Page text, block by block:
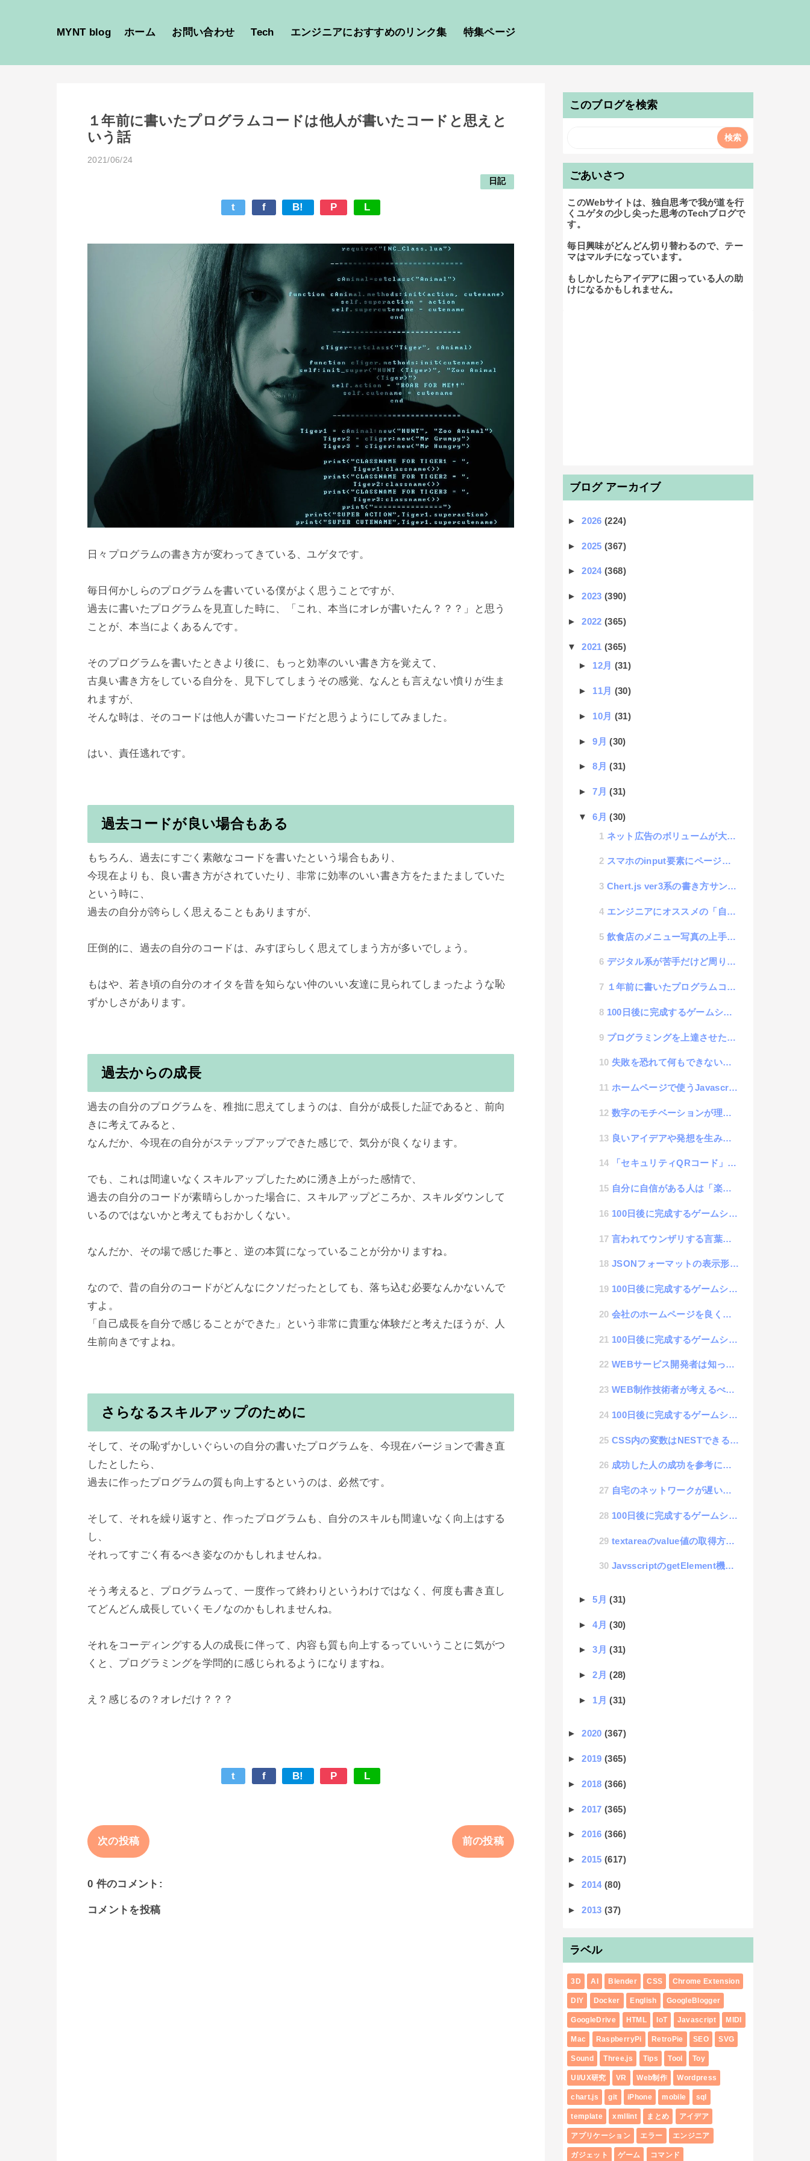
MYNT blog ホーム お問い合わせ Tech エンジニアにおすすめのリンク集 特集ページ
１年前に書いたプログラムコードは他人が書いたコードと思えと
いう話
2021/06/24
日記
t f B! P L
日々プログラムの書き方が変わってきている、ユゲタです。
毎日何かしらのプログラムを書いている僕がよく思うことですが、
過去に書いたプログラムを見直した時に、「これ、本当にオレが書いたん？？？」と思う
ことが、本当によくあるんです。
そのプログラムを書いたときより後に、もっと効率のいい書き方を覚えて、
古臭い書き方をしている自分を、見下してしまうその感覚、なんとも言えない憤りが生ま
れますが、
そんな時は、そのコードは他人が書いたコードだと思うようにしてみました。
過去コードが良い場合もある
もちろん、過去にすごく素敵なコードを書いたという場合もあり、
今現在よりも、良い書き方がされていたり、非常に効率のいい書き方をたまたましていた
という時に、
過去の自分が誇らしく思えることもありますが、
圧倒的に、過去の自分のコードは、みすぼらしく思えてしまう方が多いでしょう。
もはや、若き頃の自分のオイタを昔を知らない仲のいい友達に見られてしまったような恥
ずかしさがあります。
過去からの成長
過去の自分のプログラムを、稚拙に思えてしまうのは、自分が成長した証であると、前向
きに考えてみると、
なんだか、今現在の自分がステップアップできた感じで、気分が良くなります。
でも、これは間違いなくスキルアップしたために湧き上がった感情で、
過去の自分のコードが素晴らしかった場合に、スキルアップどころか、スキルダウンして
いるのではないかと考えてもおかしくない。
なんだか、その場で感じた事と、逆の本質になっていることが分かりますね。
なので、昔の自分のコードがどんなにクソだったとしても、落ち込む必要なんかないんで
すよ。
「自己成長を自分で感じることができた」という非常に貴重な体験だと考えたほうが、人
生前向きですよね。
さらなるスキルアップのために
そして、その恥ずかしいぐらいの自分の書いたプログラムを、今現在バージョンで書き直
したとしたら、
過去に作ったプログラムの質も向上するというのは、必然です。
そして、それを繰り返すと、作ったプログラムも、自分のスキルも間違いなく向上はする
し、
それってすごく有るべき姿なのかもしれませんね。
そう考えると、プログラムって、一度作って終わりというわけではなく、何度も書き直し
てどんどん成長していくモノなのかもしれませんね。
それをコーディングする人の成長に伴って、内容も質も向上するっていいうことに気がつ
くと、プログラミングを学問的に感じられるようになりますね。
t f B! P L
次の投稿 前の投稿
0 件のコメント:
コメントを投稿
このブログを検索
ごあいさつ
このWebサイトは、独自思考で我が道を行
くユゲタの少し尖った思考のTechブログで
す。
毎日興味がどんどん切り替わるので、テー
マはマルチになっています。
もしかしたらアイデアに困っている人の助
けになるかもしれません。
ブログ アーカイブ
►2026(224)
►2025(367)
►2024(368)
►2023(390)
►2022(365)
▼2021(365)
► 12月 (31)
► 11月 (30)
► 10月 (31)
►9月(30)
►8月(31)
►7月(31)
▼6月(30)
ネット広告のボリュームが大きすぎる話
スマホのinput要素にページ起動時に自動focusはできない件
Chert.js ver3系の書き方サンプル
エンジニアにオススメの「自分のわからないことをメモるブログ」
飲食店のメニュー写真の上手な撮影方法について
デジタル系が苦手だけど周りに相談する人もいない人の話
１年前に書いたプログラムコードは他人が書いたコードと思えという話
100日後に完成するゲームシステム 83日目「Webサイトのパンくずリストや管理画面などで使える階層...
プログラミングを上達させたければ、他人が使うプログラムを作ると良いという話
失敗を恐れて何もできない人と恐れず失敗する人との差を考えてみたら意外と深かった話
ホームページで使うJavascriptをセキュアに使うnonce属性についての話
数字のモチベーションが理解できると継続スキルがアップする話
良いアイデアや発想を生み出すのは偶然の発見ではなく「スキル」です。
「セキュリティQRコード」という新しい技術の仕様を検討
自分に自信がある人は「楽しそうだね」と言われる事が多い話
100日後に完成するゲームシステム 82日目「開発苦労談」
言われてウンザリする言葉シリーズ「誰かいい人いませんか？」
JSONフォーマットの表示形式をもっと便利にコントロールする方法
100日後に完成するゲームシステム 81日目「LP作ったよ」
会社のホームページを良くしたい場合のポイント
100日後に完成するゲームシステム 80日目「自分の名前入力機能」
WEBサービス開発者は知っておくべき入力フォームトラブル「autocomplete」
WEB制作技術者が考えるべき、効率的なホームページの構成について「ページ遷移しないホームページを作ろう！」
100日後に完成するゲームシステム 79日目「inkarnateを使って、かっこいいMAPを作ろう！」
CSS内の変数はNESTできるのか調査
成功した人の成功を参考にする人は成功しないという話
自宅のネットワークが遅いと感じた話
100日後に完成するゲームシステム 78日目「操作方法を追求する」
textareaのvalue値の取得方法でトラブった話
JavsscriptのgetElement機能のコツをつかめ！
►5月(31)
►4月(30)
►3月(31)
►2月(28)
► 1月(31)
►2020(367)
►2019(365)
►2018(366)
►2017(365)
►2016(366)
►2015(617)
►2014(80)
►2013(37)
ラベル
3D AI Blender CSS Chrome Extension
DIY Docker English GoogleBlogger
GoogleDrive HTML IoT Javascript MIDI
Mac RaspberryPi RetroPie SEO SVG
Sound Three.js Tips Tool Toy
UI/UX研究 VR Web制作 Wordpress
chart.js git iPhone mobile sql
template xmllint まとめ アイデア
アプリケーション エラー エンジニア
ガジェット ゲーム コマンド